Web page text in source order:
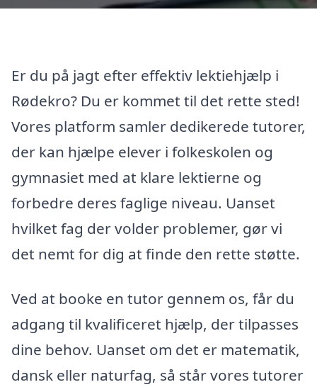
Er du på jagt efter effektiv lektiehjælp i
Rødekro? Du er kommet til det rette sted!
Vores platform samler dedikerede tutorer,
der kan hjælpe elever i folkeskolen og
gymnasiet med at klare lektierne og
forbedre deres faglige niveau. Uanset
hvilket fag der volder problemer, gør vi
det nemt for dig at finde den rette støtte.
Ved at booke en tutor gennem os, får du
adgang til kvalificeret hjælp, der tilpasses
dine behov. Uanset om det er matematik,
dansk eller naturfag, så står vores tutorer